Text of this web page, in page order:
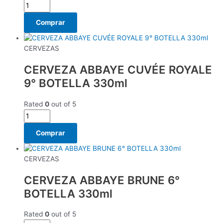
Comprar
CERVEZAS
CERVEZA ABBAYE CUVÉE ROYALE
9° BOTELLA 330ml
Rated 0 out of 5
Comprar
CERVEZAS
CERVEZA ABBAYE BRUNE 6°
BOTELLA 330ml
Rated 0 out of 5